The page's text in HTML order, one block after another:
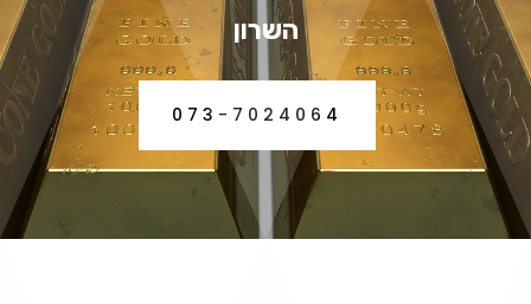
השרון
073-7024064